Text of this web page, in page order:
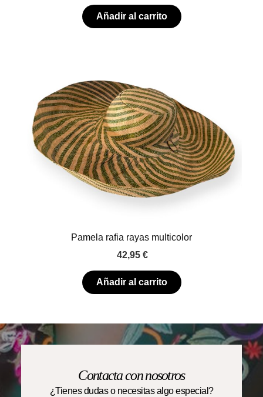
Añadir al carrito
Pamela rafia rayas multicolor
42,95 €
Añadir al carrito
Contacta con nosotros
¿Tienes dudas o necesitas algo especial?